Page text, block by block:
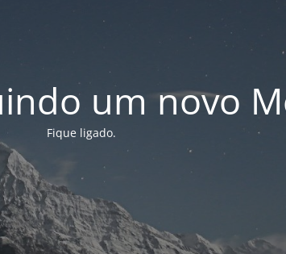
um novo
Fique ligado.